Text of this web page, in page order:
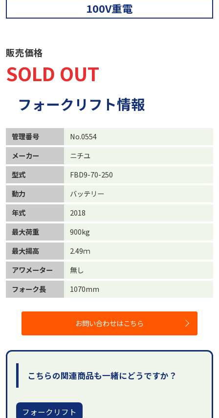
販売価格
SOLD OUT
フォークリフト情報
管理番号
No.0554
メーカー
ニチユ
型式
FBD9-70-250
動力
バッテリー
年式
2018
最大荷重
900kg
最大揚高
2.49ｍ
アワメーター
無し
フォーク長
1070mm
お問い合わせはこちら
100V重電
こちらの関連商品も一緒にどうですか？
フォークリフト